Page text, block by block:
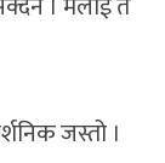
जस्तो ।